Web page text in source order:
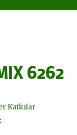
6262
Katkılar